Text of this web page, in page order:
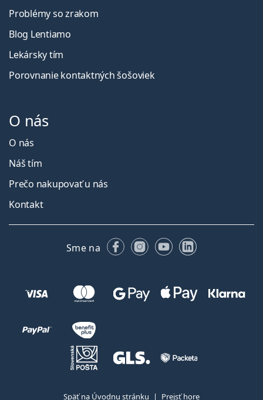
Problémy so zrakom
Blog Lentiamo
Lekársky tím
Porovnanie kontaktných šošoviek
O nás
O nás
Náš tím
Prečo nakupovať u nás
Kontakt
Sme na FacebookuInstagrame
YouTubeLinkedIn
Späť na Úvodnu stránku Prejsť hore